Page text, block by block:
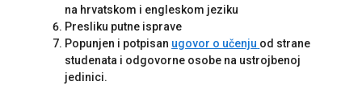
na hrvatskom i engleskom jeziku
Presliku putne isprave
Popunjen i potpisan ugovor o učenju od strane
studenata i odgovorne osobe na ustrojbenoj
jedinici.